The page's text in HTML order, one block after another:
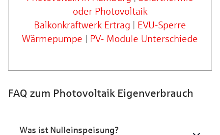
oder Photovoltaik
Balkonkraftwerk Ertrag | EVU-Sperre
Wärmepumpe | PV- Module Unterschiede
FAQ zum Photovoltaik Eigenverbrauch
Was ist Nulleinspeisung?